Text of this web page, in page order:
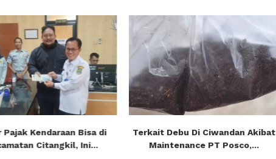
Pajak Kendaraan Bisa di
Citangkil, Ini...
Terkait Debu Di Ciwandan Akibat
Maintenance PT Posco,...